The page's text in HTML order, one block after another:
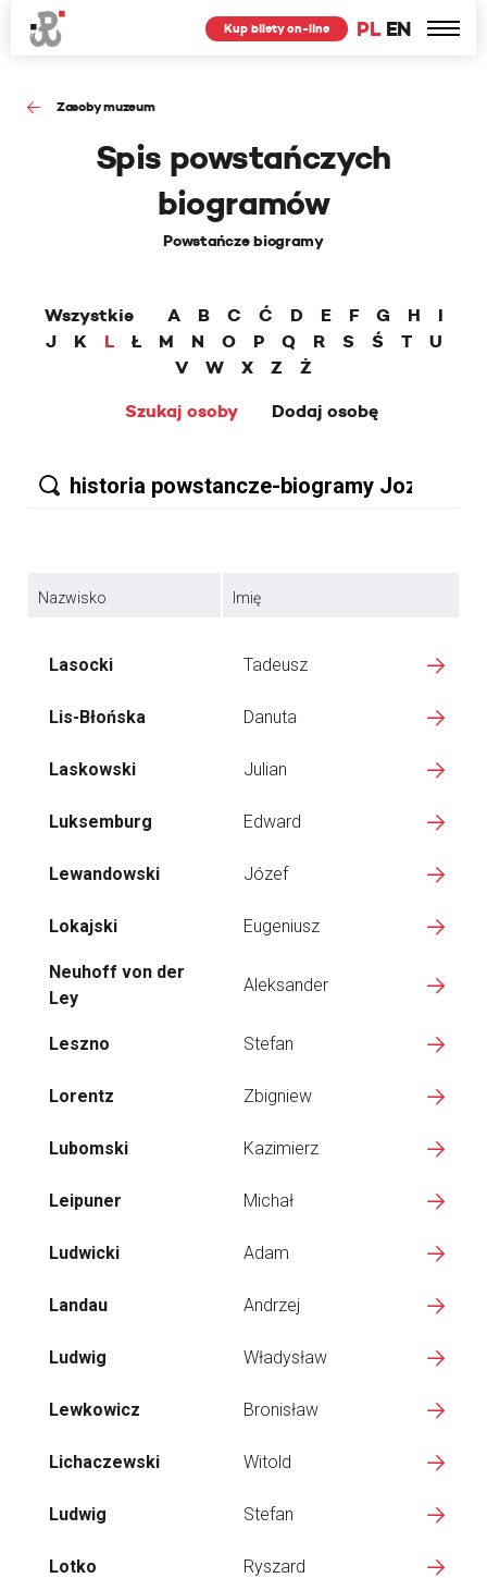
PL EN
Kup bilety on-line
Zasoby muzeum
Spis powstańczych
biogramów
Powstańcze biogramy
Wszystkie A B C Ć D E F G H
I
J
K L Ł M N O P Q R S Ś T
U
V
W X Z
Ż
Szukaj osoby
Dodaj osobę
Nazwisko Imię
Lasocki Tadeusz
Lis-Błońska Danuta
Laskowski Julian
Luksemburg Edward
Lewandowski Józef
Lokajski Eugeniusz
Neuhoff von der
Ley
Aleksander
Leszno Stefan
Lorentz Zbigniew
Lubomski Kazimierz
Leipuner Michał
Ludwicki Adam
Landau Andrzej
Ludwig Władysław
Lewkowicz Bronisław
Lichaczewski Witold
Ludwig Stefan
Lotko Ryszard